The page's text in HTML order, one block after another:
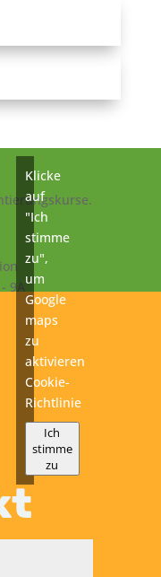
9A
Klicke
auf
"Ich
stimme
zu",
um
Google
maps
zu
aktivieren
Cookie-
Richtlinie
Ich
stimme
zu